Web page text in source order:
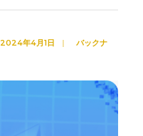
2024年4月1日 |
バックナ